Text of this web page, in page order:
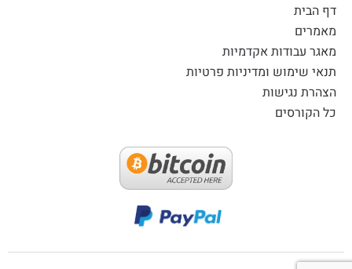
דף הבית
מאמרים
מאגר עבודות אקדמיות
תנאי שימוש ומדיניות פרטיות
הצהרת נגישות
כל הקורסים